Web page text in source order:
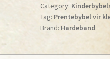
Category:
Tag: Prentebybel vir
Brand: Hardeband